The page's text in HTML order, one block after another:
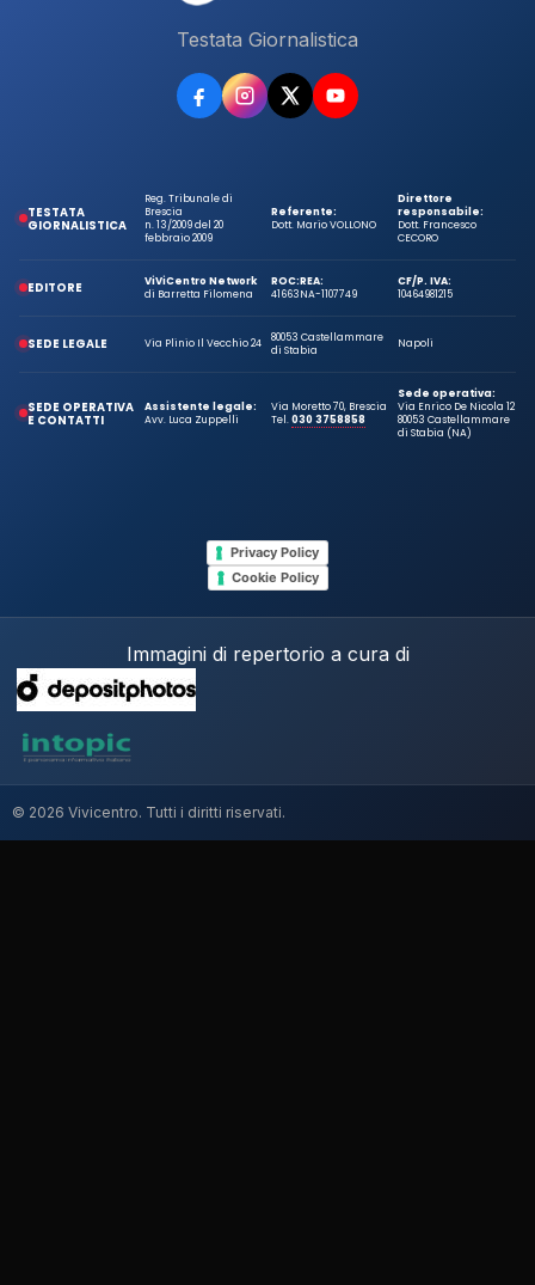
Testata Giornalistica
TESTATA
GIORNALISTICA
Reg. Tribunale di
Brescia
n. 13/2009 del 20
febbraio 2009
Referente:
Dott. Mario VOLLONO
Direttore
responsabile:
Dott. Francesco
CECORO
EDITORE
ViViCentro Network
di Barretta Filomena
ROC:
41663
REA:
NA-1107749
CF/P. IVA:
10464981215
SEDE LEGALE Via Plinio Il Vecchio 24
80053 Castellammare
di Stabia
Napoli
SEDE OPERATIVA
E CONTATTI
Assistente legale:
Avv. Luca Zuppelli
Via Moretto 70, Brescia
Tel.030 3758858
Sede operativa:
Via Enrico De Nicola 12
80053 Castellammare
di Stabia (NA)
Privacy Policy
Cookie Policy
Immagini di repertorio a cura di
© 2026 Vivicentro. Tutti i diritti riservati.